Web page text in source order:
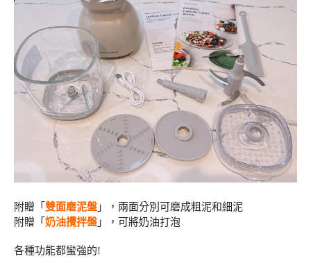
附贈「 雙面磨泥盤 」，兩面分別可磨成粗泥和細泥
附贈「 奶油攪拌盤 」，可將奶油打泡
各種功能都蠻強的!